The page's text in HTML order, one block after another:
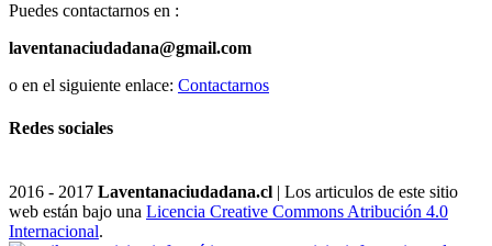
Puedes contactarnos en :
laventanaciudadana@gmail.com
o en el siguiente enlace: Contactarnos
Redes sociales
2016 - 2017 Laventanaciudadana.cl | Los articulos de este sitio
web están bajo una Licencia Creative Commons Atribución 4.0
Internacional.